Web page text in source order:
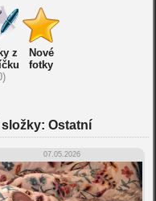
z
Nové
fotky
Ostatní
07.05.2026